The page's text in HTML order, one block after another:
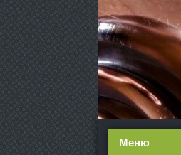
Меню